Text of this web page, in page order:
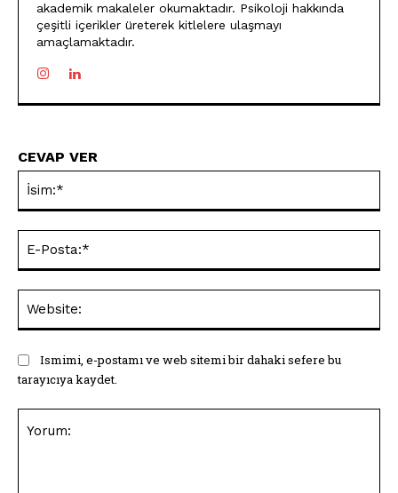
akademik makaleler okumaktadır. Psikoloji hakkında
çeşitli içerikler üreterek kitlelere ulaşmayı
amaçlamaktadır.
CEVAP VER
Ismimi, e-postamı ve web sitemi bir dahaki sefere bu
tarayıcıya kaydet.